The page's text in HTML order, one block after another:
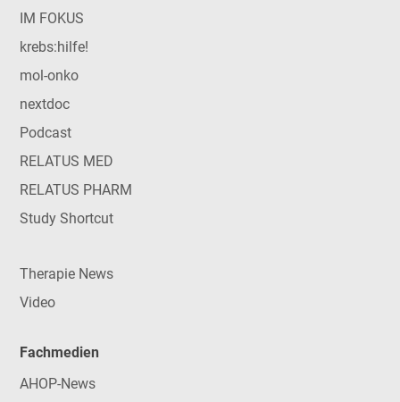
IM FOKUS
krebs:hilfe!
mol-onko
nextdoc
Podcast
RELATUS MED
RELATUS PHARM
Study Shortcut
Therapie News
Video
Fachmedien
AHOP-News